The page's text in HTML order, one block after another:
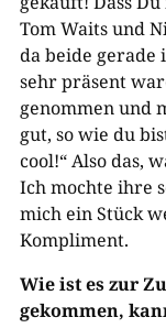
Tom Waits und
da beide gerade
sehr präsent
genommen und
gut, so wie du
cool!“ Also das,
Ich mochte ihre
mich ein Stück
Kompliment.
Wie ist es zur
gekommen,